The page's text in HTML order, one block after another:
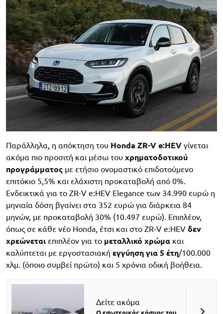
Παράλληλα, η απόκτηση του Honda ZR-V e:HEV γίνεται
ακόμα πιο προσιτή και μέσω του χρηματοδοτικού
προγράμματος με ετήσιο ονομαστικό επιδοτούμενο
επιτόκιο 5,5% και ελάχιστη προκαταβολή από 0%.
Ενδεικτικά για το ZR-V e:HEV Elegance των 34.990 ευρώ η
μηνιαία δόση βγαίνει στα 352 ευρώ για διάρκεια 84
μηνών, με προκαταβολή 30% (10.497 ευρώ). Επιπλέον,
όπως σε κάθε νέο Honda, έτσι και στο ZR-V e:HEV δεν
χρεώνεται επιπλέον για το μεταλλικό χρώμα και
καλύπτεται με εργοστασιακή εγγύηση για 5 έτη/100.000
χλμ. (όποιο συμβεί πρώτο) και 5 χρόνια οδική βοήθεια.
Δείτε ακόμα
O εσωτερικός κόσμος του